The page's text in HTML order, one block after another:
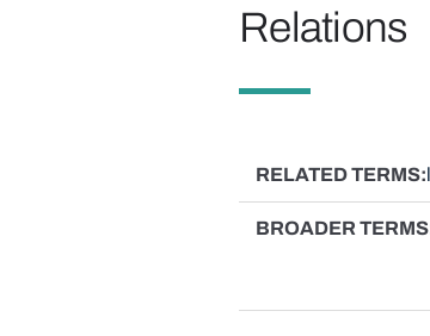
Relations
RELATED TERMS
BROADER TERMS